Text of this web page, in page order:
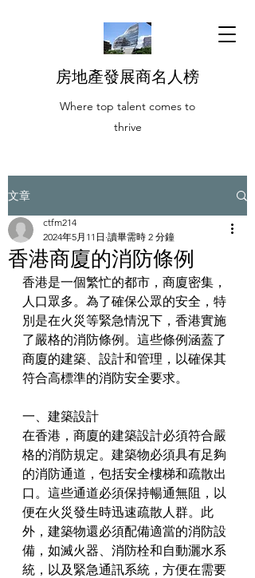
房地產發展商名人榜
Where top talent comes to
thrive
文章
香港商廈的消防條例
ctfm214
2024年5月11日 讀畢需時 2 分鐘
香港是一個繁忙的都市，商廈密集，
人口眾多。為了確保公眾的安全，特
別是在火災等緊急情況下，香港實施
了嚴格的消防條例。這些條例涵蓋了
商廈的建築、設計和管理，以確保其
符合高標準的消防安全要求。
一、建築設計
在香港，商廈的建築設計必須符合嚴
格的消防規定。建築物必須具有足夠
的消防通道，包括安全樓梯和疏散出
口。這些通道必須保持暢通無阻，以
便在火災發生時迅速疏散人群。此
外，建築物還必須配備適當的消防設
備，如滅火器、消防栓和自動灑水系
統，以及緊急通訊系統，方便在需要